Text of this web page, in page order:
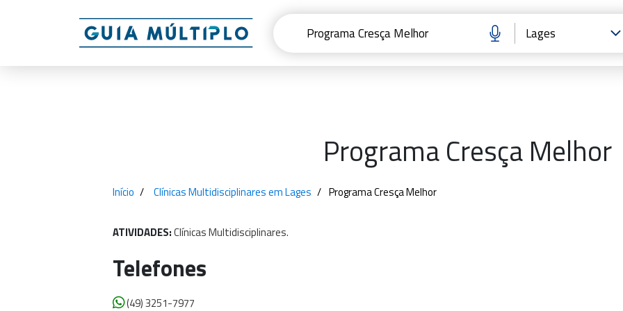
Programa Cresça Melhor
Início Clínicas Multidisciplinares em Lages Programa Cresça Melhor
ATIVIDADES:ClínicasMultidisciplinares.
Telefones
(49) 3251-7977